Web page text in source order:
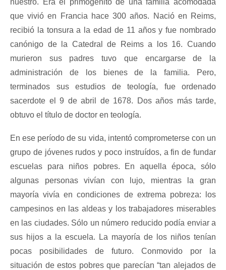
que vivió en Francia hace 300 años. Nació en Reims,
recibió la tonsura a la edad de 11 años y fue nombrado
canónigo de la Catedral de Reims a los 16. Cuando
murieron sus padres tuvo que encargarse de la
administración de los bienes de la familia. Pero,
terminados sus estudios de teología, fue ordenado
sacerdote el 9 de abril de 1678. Dos años más tarde,
obtuvo el título de doctor en teología.
En ese período de su vida, intentó comprometerse con un
grupo de jóvenes rudos y poco instruídos, a fin de fundar
escuelas para niños pobres. En aquella época, sólo
algunas personas vivían con lujo, mientras la gran
mayoría vivía en condiciones de extrema pobreza: los
campesinos en las aldeas y los trabajadores miserables
en las ciudades. Sólo un número reducido podía enviar a
sus hijos a la escuela. La mayoría de los niños tenían
pocas posibilidades de futuro. Conmovido por la
situación de estos pobres que parecían “tan alejados de